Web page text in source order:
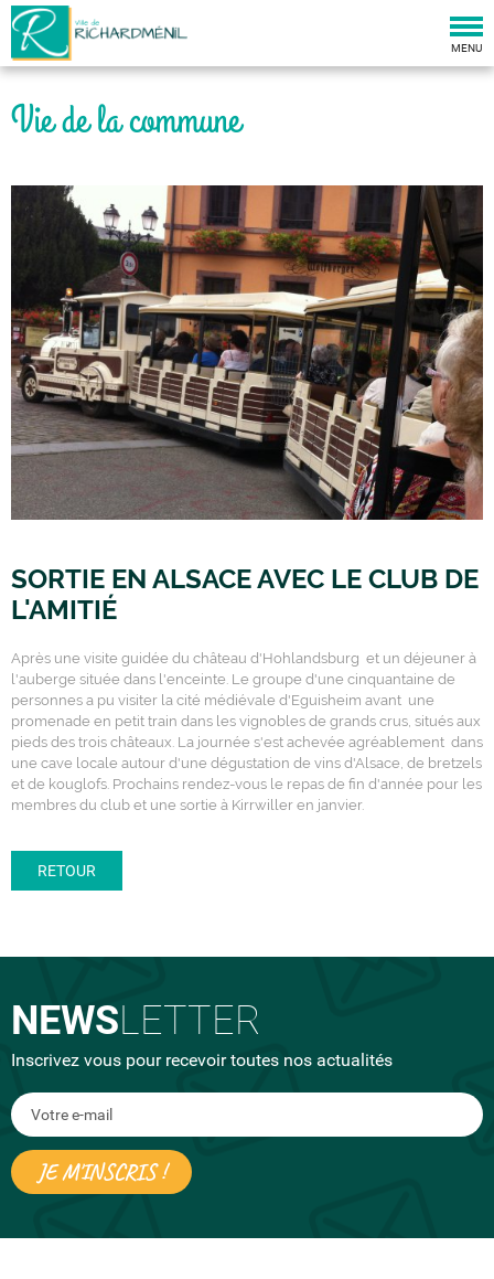
MENU
Vie de la commune
SORTIE EN ALSACE AVEC LE CLUB DE
L'AMITIÉ
Après une visite guidée du château d'Hohlandsburg et un déjeuner à
l'auberge située dans l'enceinte. Le groupe d'une cinquantaine de
personnes a pu visiter la cité médiévale d'Eguisheim avant une
promenade en petit train dans les vignobles de grands crus, situés aux
pieds des trois châteaux. La journée s'est achevée agréablement dans
une cave locale autour d'une dégustation de vins d'Alsace, de bretzels
et de kouglofs. Prochains rendez-vous le repas de fin d'année pour les
membres du club et une sortie à Kirrwiller en janvier.
RETOUR
NEWSLETTER
Inscrivez vous pour recevoir toutes nos actualités